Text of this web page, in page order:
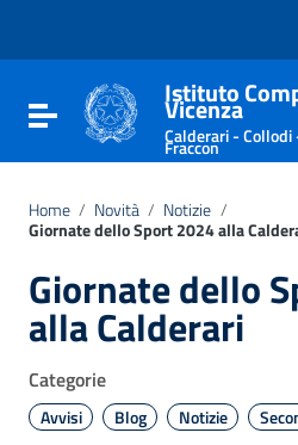
Vai al footer
Attiva / disattiva la navigazione
Istituto
Vicenza
Calderari - Collodi
Fraccon
Home / Novità / Notizie /
Giornate dello Sport 2024 alla
Giornate dello
alla Calderari
Categorie
Avvisi Blog Notizie